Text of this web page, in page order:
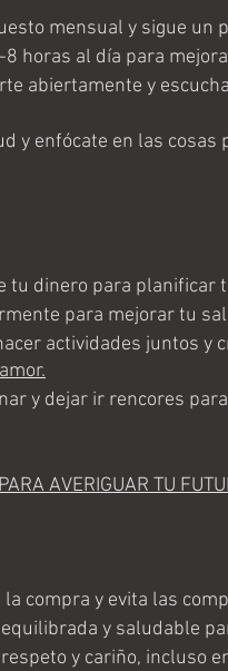
mensual y sigue un
8 horas al día para
abiertamente y
y enfócate en las cosas
tu dinero para
para mejorar tu
actividades juntos y
y dejar ir rencores
AVERIGUAR TU
la compra y evita las
y saludable
y cariño, incluso